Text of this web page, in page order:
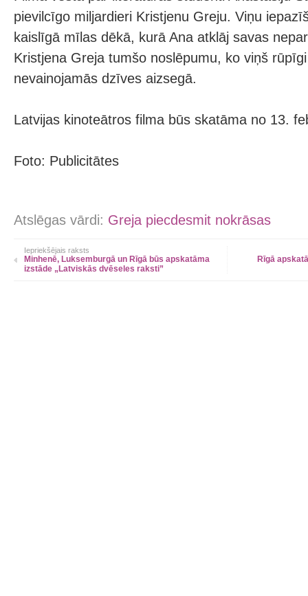
pievilcīgo miljardieri Kristjenu Greju. Viņu
kaislīgā mīlas dēkā, kurā Ana atklāj savas
Kristjena Greja tumšo noslēpumu, ko viņš
nevainojamās dzīves aizsegā.
Latvijas kinoteātros filma būs skatāma no 13.
Foto: Publicitātes
Atslēgas vārdi: Greja piecdesmit nokrāsas
Iepriekšējais raksts
Minhenē, Luksemburgā un Rīgā būs apskatāma
izstāde „Latviskās dvēseles raksti”
Rīgā